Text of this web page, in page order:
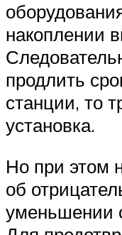
накоплении
продлить
станции, то
установка.
Но при этом
об
уменьшении